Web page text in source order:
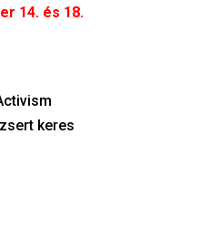
14. és 18.
keres